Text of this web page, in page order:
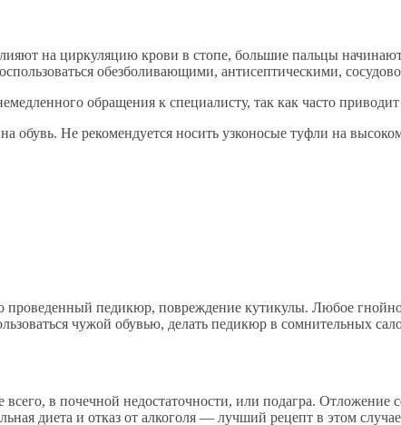
на циркуляцию крови в стопе, большие пальцы
обезболивающими, антисептическими,
обращения к специалисту, так как часто
обувь. Не рекомендуется носить узконосые туфли на
педикюр, повреждение кутикулы. Любое
чужой обувью, делать педикюр в сомнительных
в почечной недостаточности, или подагра. Отложение
диета и отказ от алкоголя — лучший рецепт в этом